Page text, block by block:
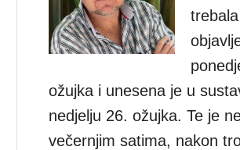
ožujka i unesena je u
nedjelju 26. ožujka. Te je
večernjim satima, nakon